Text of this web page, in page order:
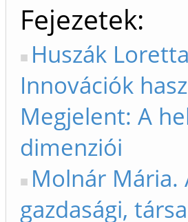
Fejezetek
Huszák
Innovációk
Megjelent: A
dimenziói
Molnár Mária.
gazdasági,